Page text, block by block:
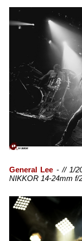
General Lee -// 1/
NIKKOR 14-24mm f/